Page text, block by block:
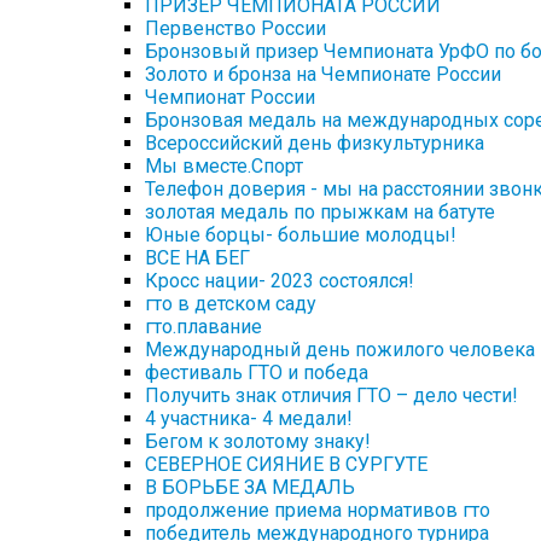
ПРИЗЕР ЧЕМПИОНАТА РОССИИ
Первенство России
Бронзовый призер Чемпионата УрФО по
Золото и бронза на Чемпионате России
Чемпионат России
Бронзовая медаль на международных
Всероссийский день физкультурника
Мы вместе.Спорт
Телефон доверия - мы на расстоянии
золотая медаль по прыжкам на батуте
Юные борцы- большие молодцы!
ВСЕ НА БЕГ
Кросс нации- 2023 состоялся!
гто в детском саду
гто.плавание
Международный день пожилого человека
фестиваль ГТО и победа
Получить знак отличия ГТО – дело чести!
4 участника- 4 медали!
Бегом к золотому знаку!
СЕВЕРНОЕ СИЯНИЕ В СУРГУТЕ
В БОРЬБЕ ЗА МЕДАЛЬ
продолжение приема нормативов гто
победитель международного турнира